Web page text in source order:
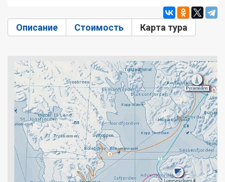
Описание Стоимость Карта тура